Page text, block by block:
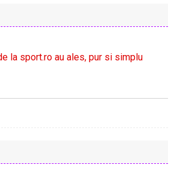
la sport.ro au ales, pur si simplu